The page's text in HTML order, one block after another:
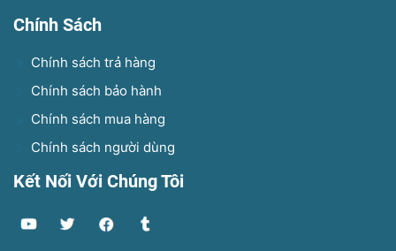
Chính Sách
Chính sách trả hàng
Chính sách bảo hành
Chính sách mua hàng
Chính sách người dùng
Kết Nối Với Chúng Tôi